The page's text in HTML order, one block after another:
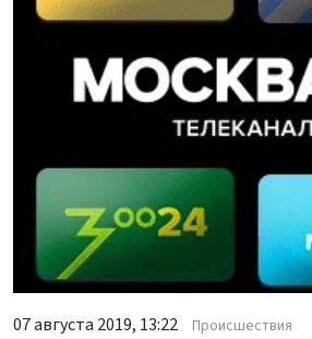
07 августа 2019, 13:22 Происшествия